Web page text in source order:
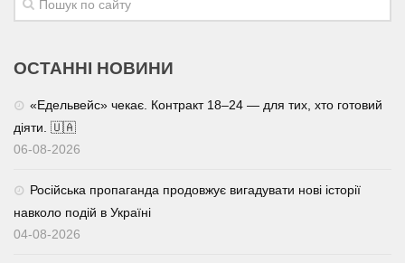
ОСТАННІ НОВИНИ
«Едельвейс» чекає. Контракт 18–24 — для тих, хто готовий
діяти. 🇺🇦
06-08-2026
Російська пропаганда продовжує вигадувати нові історії
навколо подій в Україні
04-08-2026